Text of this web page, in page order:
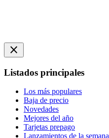
close
Listados principales
Los más populares
Baja de precio
Novedades
Mejores del año
Tarjetas prepago
Lanzamientos de la semana